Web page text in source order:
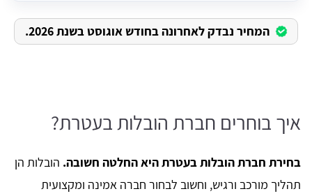
המחיר נבדק לאחרונה בחודש אוגוסט בשנת 2026.
איך בוחרים חברת הובלות בעטרת?
בחירת חברת הובלות בעטרת היא החלטה חשובה. הובלות הן
תהליך מורכב ורגיש, וחשוב לבחור חברה אמינה ומקצועית